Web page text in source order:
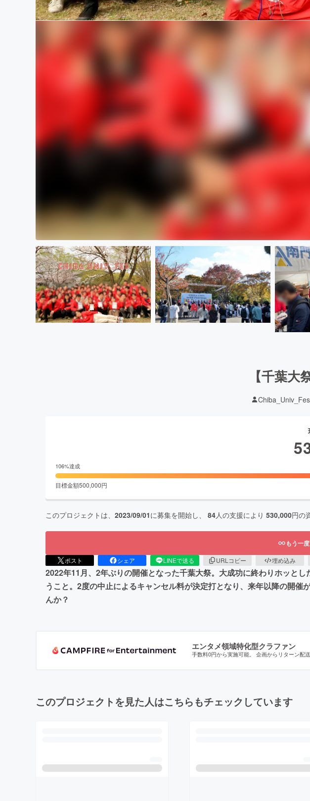
【千葉
Chiba_Univ_Fes
106%達成
目標金額500,000円
このプロジェクトは、 2023/09/01に募集を開始し、 84人の支援により 530,000円の
もう一
ポスト シェア LINEで送る URLコピー 埋め込み
2022年11月、2年ぶりの開催となった千葉大祭。大成功に終わりホッと
うこと。2度の中止によるキャンセル料が決定打となり、来年以降の開
んか？
エンタメ領域特化型クラファン
手数料0円から実施可能。 企画からリターン配
このプロジェクトを見た人はこちらもチェックしています